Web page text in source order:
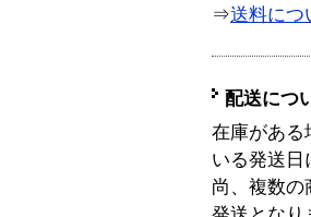
⇒送料につ
配送につ
在庫がある
いる発送日
尚、複数の